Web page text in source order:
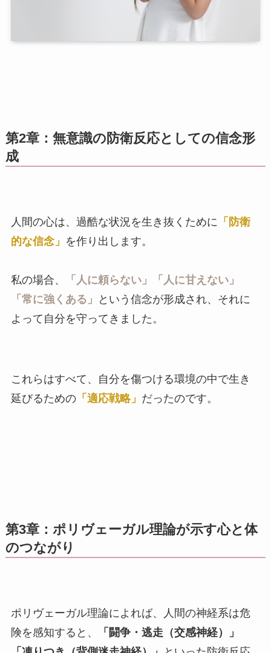
第2章：無意識の防衛反応としての信念形
成
人間の心は、過酷な状況を生き抜くために 「防衛
的な信念」 を作り出します。
私の場合、
「人に頼らない」「人に甘えない」
「常に強くある」
という信念が形成され、それに
よって自分を守ってきました。
これらはすべて、自分を傷つける環境の中で生き
延びるための「適応戦略」 だったのです。
第3章：ポリヴェーガル理論が示す心と体
のつながり
ポリヴェーガル理論によれば、人間の神経系は危
険を感知すると、
「闘争・逃走（交感神経）」